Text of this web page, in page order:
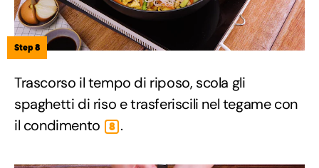
Step 8
Trascorso il tempo di riposo, scola gli
spaghetti di riso e trasferiscili nel tegame con
il condimento
8 .